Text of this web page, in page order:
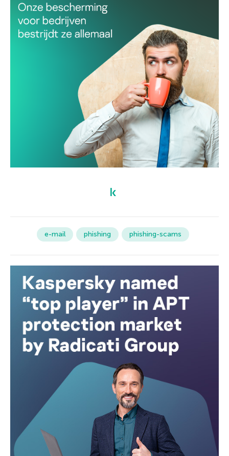
e-mail phishing phishing-scams